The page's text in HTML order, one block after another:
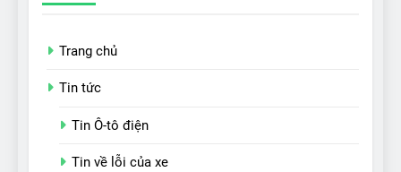
Trang chủ
Tin tức
Tin Ô-tô điện
Tin về lỗi của xe